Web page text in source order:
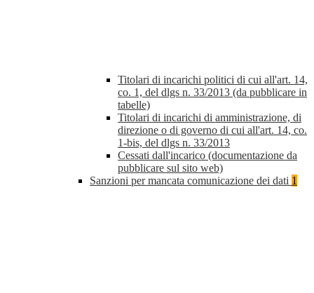
Titolari di incarichi politici di cui all'art. 14,
co. 1, del dlgs n. 33/2013 (da pubblicare in
tabelle)
Titolari di incarichi di amministrazione, di
direzione o di governo di cui all'art. 14, co.
1-bis, del dlgs n. 33/2013
Cessati dall'incarico (documentazione da
pubblicare sul sito web)
Sanzioni per mancata comunicazione dei dati 1